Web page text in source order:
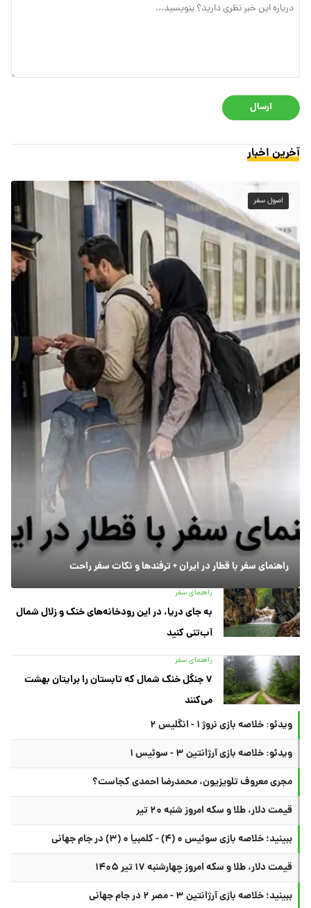
ارسال
آخرین اخبار
اصول سفر
راهنمای سفر با قطار در ایران + ترفندها و نکات سفر راحت
راهنمای سفر
به جای دریا، در این رودخانه‌های خنک و زلال شمال
آب‌تنی کنید
راهنمای سفر
۷ جنگل خنک شمال که تابستان را برایتان بهشت
می‌کنند
ویدئو: خلاصه بازی نروژ ۱ - انگلیس ۲
ویدئو: خلاصه بازی آرژانتین ۳ - سوئیس ۱
مجری معروف تلویزیون، محمدرضا احمدی کجاست؟
قیمت دلار، طلا و سکه امروز شنبه ۲۰ تیر
ببینید؛ خلاصه بازی سوئیس ۰ (۴) - کلمبیا ۰ (۳) در جام جهانی
قیمت دلار، طلا و سکه امروز چهارشنبه ۱۷ تیر ۱۴۰۵
ببینید؛ خلاصه بازی آرژانتین ۳ - مصر ۲ در جام جهانی